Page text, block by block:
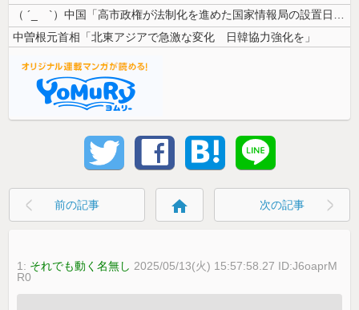
（ ´_ゝ`）中国「高市政権が法制化を進めた国家情報局の設置日が7月3...
中曽根元首相「北東アジアで急激な変化 日韓協力強化を」
前の記事 home 次の記事
1: それでも動く名無し 2025/05/13(火) 15:57:58.27 ID:J6oaprM
R0